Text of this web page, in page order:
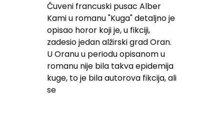
Čuveni francuski pusac Alber
Kami u romanu "Kuga" detaljno je
opisao horor koji je, u fikciji,
zadesio jedan alžirski grad Oran.
U Oranu u periodu opisanom u
romanu nije bila takva epidemija
kuge, to je bila autorova fikcija, ali
se